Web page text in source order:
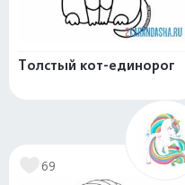
Толстый кот-единорог
69